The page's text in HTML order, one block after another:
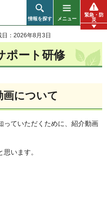
情報を探す メニュー
緊急・防
災
日：2026年8月3日
ポート研修
画について
っていただくために、紹介動画
います。